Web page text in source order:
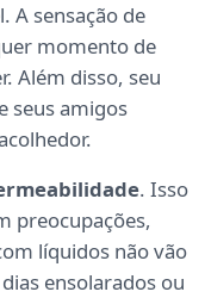
A sensação de
momento de
Além disso, seu
seus amigos
. Isso
preocupações,
líquidos não vão
ensolarados ou